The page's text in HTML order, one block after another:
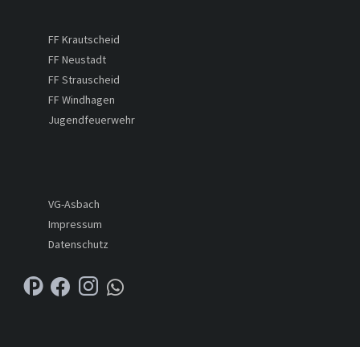
FF Krautscheid
FF Neustadt
FF Strauscheid
FF Windhagen
Jugendfeuerwehr
VG-Asbach
Impressum
Datenschutz